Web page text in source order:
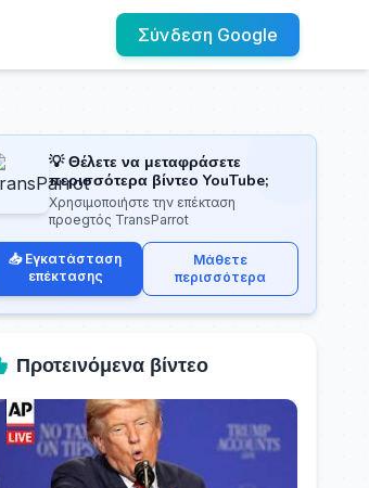
Σύνδεση Google
💡 Θέλετε να μεταφράσετε
περισσότερα βίντεο YouTube;
Χρησιμοποιήστε την επέκταση
προegτός TransParrot
📥 Εγκατάσταση
επέκτασης
Μάθετε
περισσότερα
Προτεινόμενα βίντεο